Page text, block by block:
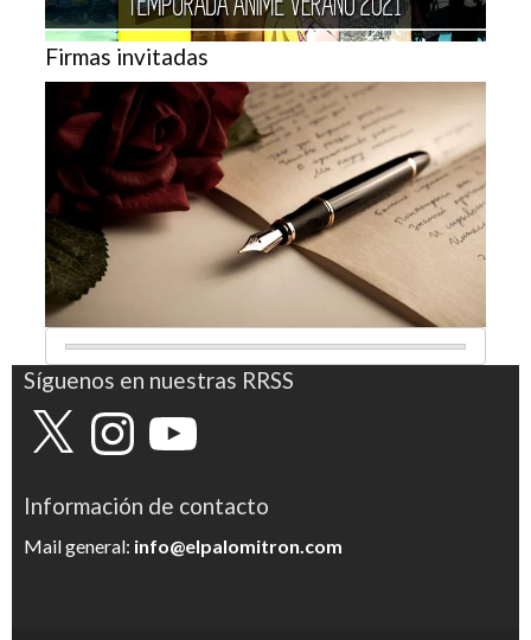
Firmas invitadas
Síguenos en nuestras RRSS
X InstagramYouTube
Información de contacto
Mail general: info@elpalomitron.com